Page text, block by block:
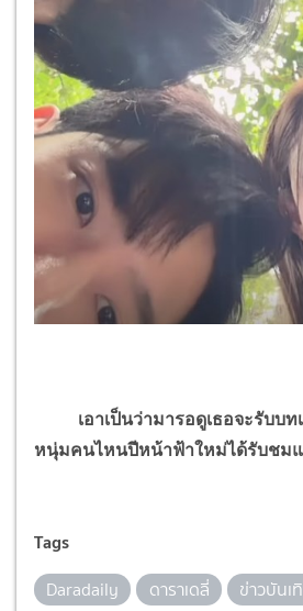
เอาเป็นว่ามารอดูเธอจะรับบทเ
หนุ่มคนไหนปีหน้าฟ้าใหม่ได้รับชม
Tags
Daradaily ดาราเดลี่
ข่าวบันเ